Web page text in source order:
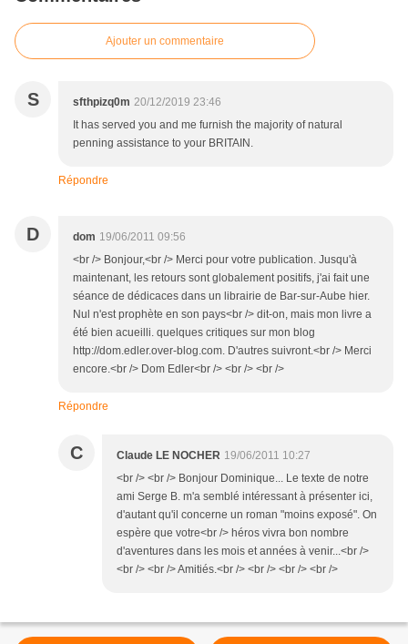
Ajouter un commentaire
S sfthpizq0m 20/12/2019 23:46
It has served you and me furnish the majority of natural
penning assistance to your BRITAIN.
Répondre
D dom 19/06/2011 09:56
<br /> Bonjour,<br /> Merci pour votre publication. Jusqu'à
maintenant, les retours sont globalement positifs, j'ai fait une
séance de dédicaces dans un librairie de Bar-sur-Aube hier.
Nul n'est prophète en son pays<br /> dit-on, mais mon livre a
été bien acueilli. quelques critiques sur mon blog
http://dom.edler.over-blog.com. D'autres suivront.<br /> Merci
encore.<br /> Dom Edler<br /> <br /> <br />
Répondre
C Claude LE NOCHER 19/06/2011 10:27
<br /> <br /> Bonjour Dominique... Le texte de notre
ami Serge B. m'a semblé intéressant à présenter ici,
d'autant qu'il concerne un roman "moins exposé". On
espère que votre<br /> héros vivra bon nombre
d'aventures dans les mois et années à venir...<br />
<br /> <br /> Amitiés.<br /> <br /> <br /> <br />